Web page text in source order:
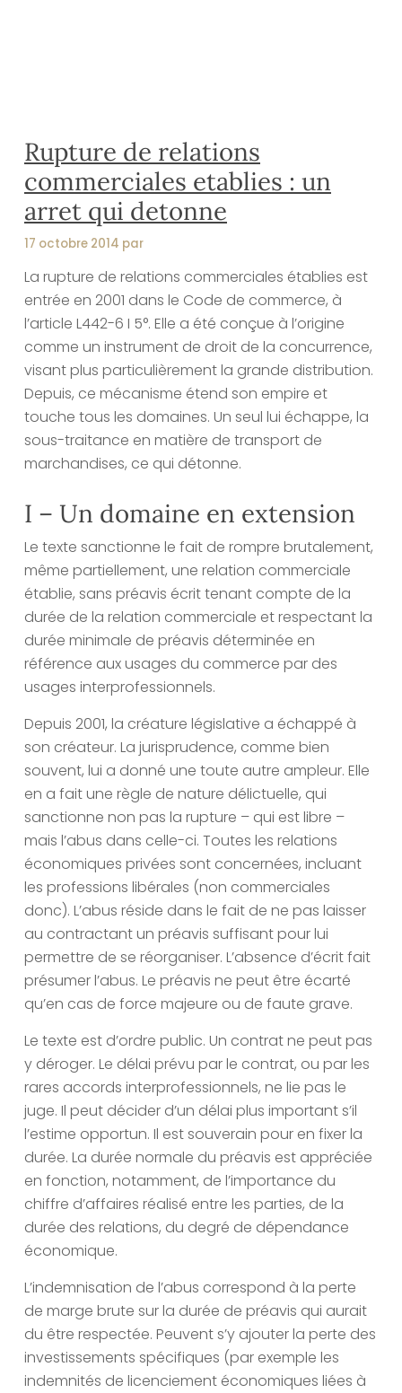
Rupture de relations
commerciales etablies : un
arret qui detonne
17 octobre 2014 par
La rupture de relations commerciales établies est
entrée en 2001 dans le Code de commerce, à
l’article L442-6 I 5°. Elle a été conçue à l’origine
comme un instrument de droit de la concurrence,
visant plus particulièrement la grande distribution.
Depuis, ce mécanisme étend son empire et
touche tous les domaines. Un seul lui échappe, la
sous-traitance en matière de transport de
marchandises, ce qui détonne.
I – Un domaine en extension
Le texte sanctionne le fait de rompre brutalement,
même partiellement, une relation commerciale
établie, sans préavis écrit tenant compte de la
durée de la relation commerciale et respectant la
durée minimale de préavis déterminée en
référence aux usages du commerce par des
usages interprofessionnels.
Depuis 2001, la créature législative a échappé à
son créateur. La jurisprudence, comme bien
souvent, lui a donné une toute autre ampleur. Elle
en a fait une règle de nature délictuelle, qui
sanctionne non pas la rupture – qui est libre –
mais l’abus dans celle-ci. Toutes les relations
économiques privées sont concernées, incluant
les professions libérales (non commerciales
donc). L’abus réside dans le fait de ne pas laisser
au contractant un préavis suffisant pour lui
permettre de se réorganiser. L’absence d’écrit fait
présumer l’abus. Le préavis ne peut être écarté
qu’en cas de force majeure ou de faute grave.
Le texte est d’ordre public. Un contrat ne peut pas
y déroger. Le délai prévu par le contrat, ou par les
rares accords interprofessionnels, ne lie pas le
juge. Il peut décider d’un délai plus important s’il
l’estime opportun. Il est souverain pour en fixer la
durée. La durée normale du préavis est appréciée
en fonction, notamment, de l’importance du
chiffre d’affaires réalisé entre les parties, de la
durée des relations, du degré de dépendance
économique.
L’indemnisation de l’abus correspond à la perte
de marge brute sur la durée de préavis qui aurait
du être respectée. Peuvent s’y ajouter la perte des
investissements spécifiques (par exemple les
indemnités de licenciement économiques liées à